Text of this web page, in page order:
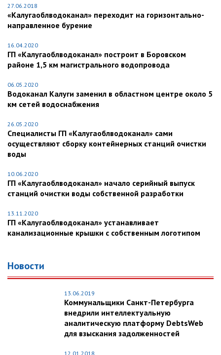
27.06.2018
«Калугаоблводоканал» переходит на горизонтально-
направленное бурение
16.04.2020
ГП «Калугаоблводоканал» построит в Боровском
районе 1,5 км магистрального водопровода
06.05.2020
Водоканал Калуги заменил в областном центре около 5
км сетей водоснабжения
26.05.2020
Специалисты ГП «Калугаоблводоканал» сами
осуществляют сборку контейнерных станций очистки
воды
10.06.2020
ГП «Калугаоблводоканал» начало серийный выпуск
станций очистки воды собственной разработки
13.11.2020
ГП «Калугаоблводоканал» устанавливает
канализационные крышки с собственным логотипом
Новости
13.06.2019
Коммунальщики Санкт-Петербурга
внедрили интеллектуальную
аналитическую платформу DebtsWeb
для взыскания задолженностей
12.01.2018